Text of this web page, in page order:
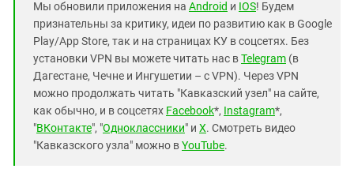
Мы обновили приложения на Android и IOS! Будем
признательны за критику, идеи по развитию как в Google
Play/App Store, так и на страницах КУ в соцсетях. Без
установки VPN вы можете читать нас вTelegram (в
Дагестане, Чечне и Ингушетии – с VPN). Через VPN
можно продолжать читать "Кавказский узел" на сайте,
как обычно, и в соцсетях Facebook*, Instagram*,
"ВКонтакте", "Одноклассники" и X. Смотреть видео
"Кавказского узла" можно вYouTube.